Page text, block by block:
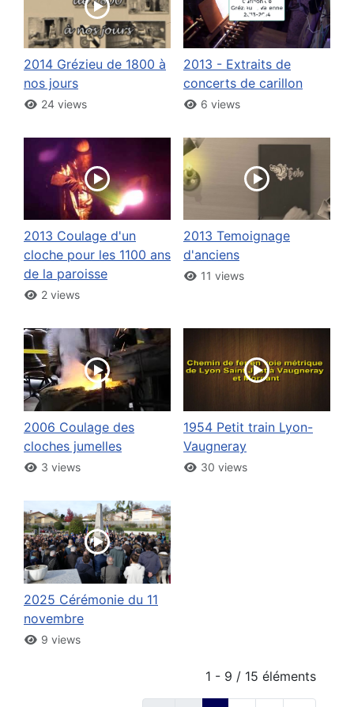
2014 Grézieu de 1800 à
nos jours
24 views
2013 - Extraits de
concerts de carillon
6 views
2013 Coulage d'un
cloche pour les 1100 ans
de la paroisse
2 views
2013 Temoignage
d'anciens
11 views
2006 Coulage des
cloches jumelles
3 views
1954 Petit train Lyon-
Vaugneray
30 views
2025 Cérémonie du 11
novembre
9 views
1 - 9 / 15 éléments